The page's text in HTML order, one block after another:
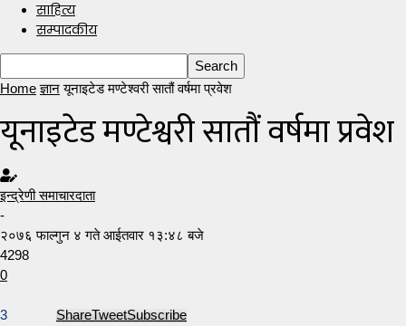
साहित्य
सम्पादकीय
Home ज्ञान यूनाइटेड मण्टेश्वरी सातौं वर्षमा प्रवेश
यूनाइटेड मण्टेश्वरी सातौं वर्षमा प्रवेश
इन्द्रेणी समाचारदाता
-
२०७६ फाल्गुन ४ गते आईतवार १३:४८ बजे
4298
0
3
ShareTweetSubscribe